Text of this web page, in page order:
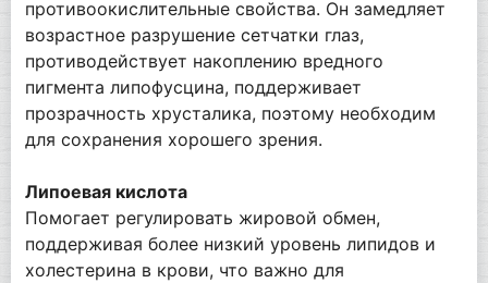
противоокислительные свойства. Он замедляет
возрастное разрушение сетчатки глаз,
противодействует накоплению вредного
пигмента липофусцина, поддерживает
прозрачность хрусталика, поэтому необходим
для сохранения хорошего зрения.
Липоевая кислота
Помогает регулировать жировой обмен,
поддерживая более низкий уровень липидов и
холестерина в крови, что важно для